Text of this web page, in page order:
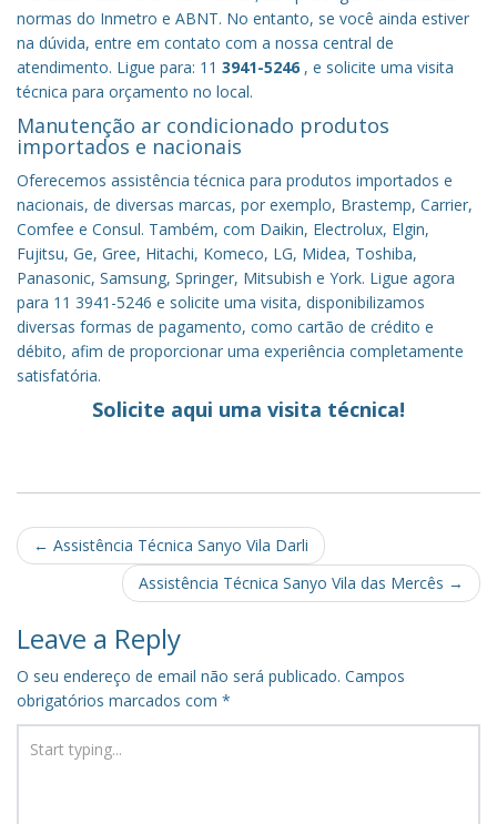
normas do Inmetro e ABNT. No entanto, se você ainda estiver
na dúvida, entre em contato com a nossa central de
atendimento. Ligue para: 11 3941-5246 , e solicite uma visita
técnica para orçamento no local.
Manutenção ar condicionado produtos
importados e nacionais
Oferecemos assistência técnica para produtos importados e
nacionais, de diversas marcas, por exemplo, Brastemp, Carrier,
Comfee e Consul. Também, com Daikin, Electrolux, Elgin,
Fujitsu, Ge, Gree, Hitachi, Komeco, LG, Midea, Toshiba,
Panasonic, Samsung, Springer, Mitsubish e York. Ligue agora
para 11 3941-5246 e solicite uma visita, disponibilizamos
diversas formas de pagamento, como cartão de crédito e
débito, afim de proporcionar uma experiência completamente
satisfatória.
Solicite aqui uma visita técnica!
Post
navigation
← Assistência Técnica Sanyo Vila Darli
Assistência Técnica Sanyo Vila das Mercês →
Leave a Reply
O seu endereço de email não será publicado. Campos
obrigatórios marcados com *